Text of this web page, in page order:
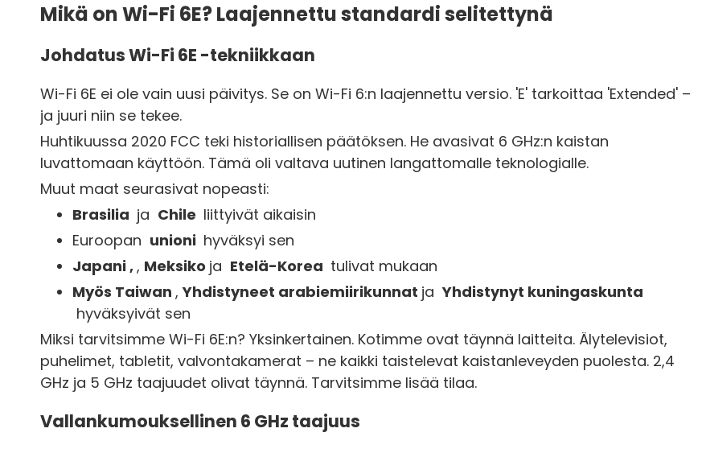
Mikä on Wi-Fi 6E? Laajennettu standardi selitettynä
Johdatus Wi-Fi 6E -tekniikkaan
Wi-Fi 6E ei ole vain uusi päivitys. Se on Wi-Fi 6:n laajennettu versio. 'E' tarkoittaa 'Extended' –
ja juuri niin se tekee.
Huhtikuussa 2020 FCC teki historiallisen päätöksen. He avasivat 6 GHz:n kaistan
luvattomaan käyttöön. Tämä oli valtava uutinen langattomalle teknologialle.
Muut maat seurasivat nopeasti:
Brasilia ja Chile liittyivät aikaisin
Euroopan unioni hyväksyi sen
Japani ,, Meksiko ja Etelä-Korea tulivat mukaan
Myös Taiwan ,Yhdistyneet arabiemiirikunnat jaYhdistynyt kuningaskunta
hyväksyivät sen
Miksi tarvitsimme Wi-Fi 6E:n? Yksinkertainen. Kotimme ovat täynnä laitteita. Älytelevisiot,
puhelimet, tabletit, valvontakamerat – ne kaikki taistelevat kaistanleveyden puolesta. 2,4
GHz ja 5 GHz taajuudet olivat täynnä. Tarvitsimme lisää tilaa.
Vallankumouksellinen 6 GHz taajuus